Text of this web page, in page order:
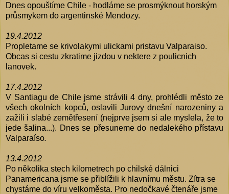
Dnes opouštíme Chile - hodláme se prosmýknout horským
průsmykem do argentinské Mendozy.
19.4.2012
Propletame se krivolakymi ulickami pristavu Valparaiso.
Obcas si cestu zkratime jizdou v nektere z poulicnich
lanovek.
17.4.2012
V Santiagu de Chile jsme strávili 4 dny, prohlédli město ze
všech okolních kopců, oslavili Jurovy dnešní narozeniny a
zažili i slabé zemětřesení (nejprve jsem si ale myslela, že to
jede šalina...). Dnes se přesuneme do nedalekého přístavu
Valparaíso.
13.4.2012
Po několika stech kilometrech po chilské dálnici
Panamericana jsme se přiblížili k hlavnímu městu. Zítra se
chystáme do víru velkoměsta. Pro nedočkavé čtenáře jsme